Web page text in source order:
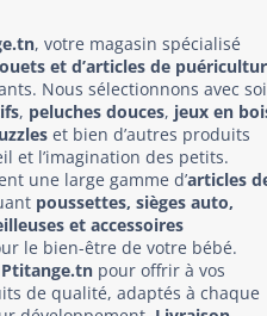
, votre magasin spécialisé
et d’articles de
Nous sélectionnons avec
, peluches douces, jeux en
et bien d’autres produits
et l’imagination des petits.
une large gamme d’articles
poussettes, sièges auto,
et accessoires
le bien-être de votre bébé.
Ptitange.tn pour offrir à vos
de qualité, adaptés à chaque